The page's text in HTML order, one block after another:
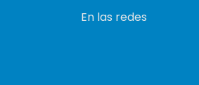
En las redes